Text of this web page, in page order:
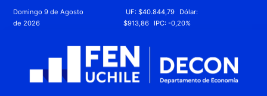
Domingo 9 de Agosto
de 2026
UF:$40.844,79
Dólar:
$913,86
IPC:-0,20%